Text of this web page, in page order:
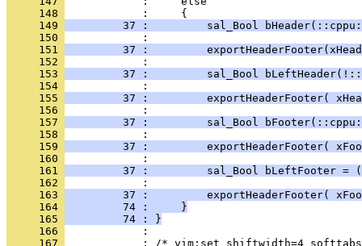
     148
     149
37 :         sal_Bool
     150
     151
37 :
     152
     153
37 :         sal_Bool
     154
     155
37 :         exportHeaderFooter(
     156
     157
37 :         sal_Bool
     158
     159
37 :         exportHeaderFooter(
     160
     161
37 :         sal_Bool bLeftFooter =
     162
     163
37 :         exportHeaderFooter(
     164
         74 :     }
     165
         74 : }
     166
     167